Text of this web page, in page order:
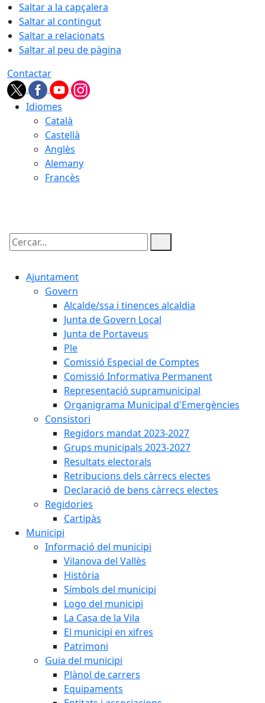
Saltar a la capçalera
Saltar al contingut
Saltar a relacionats
Saltar al peu de pàgina
Contactar
Idiomes
Català
Castellà
Anglès
Alemany
Francès
Cercar:
Ajuntament
Govern
Alcalde/ssa i tinences alcaldia
Junta de Govern Local
Junta de Portaveus
Ple
Comissió Especial de Comptes
Comissió Informativa Permanent
Representació supramunicipal
Organigrama Municipal d'Emergències
Consistori
Regidors mandat 2023-2027
Grups municipals 2023-2027
Resultats electorals
Retribucions dels càrrecs electes
Declaració de bens càrrecs electes
Regidories
Cartipàs
Municipi
Informació del municipi
Vilanova del Vallès
Història
Símbols del municipi
Logo del municipi
La Casa de la Vila
El municipi en xifres
Patrimoni
Guia del municipi
Plànol de carrers
Equipaments